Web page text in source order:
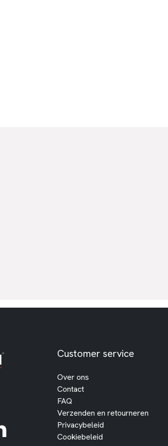
Customer service
Over ons
Contact
FAQ
Verzenden en retourneren
Privacybeleid
Cookiebeleid